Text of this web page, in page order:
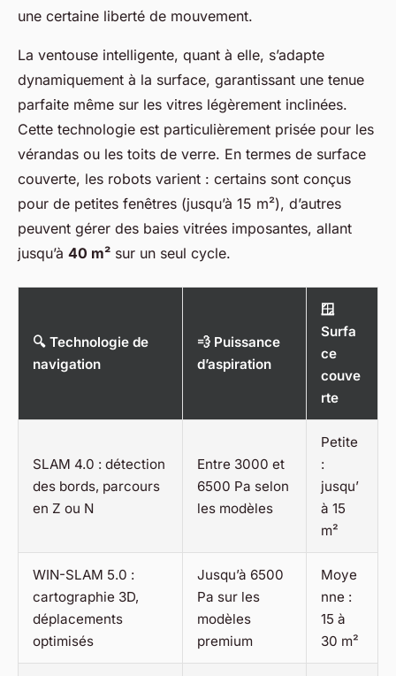
une certaine liberté de mouvement.
La ventouse intelligente, quant à elle, s’adapte
dynamiquement à la surface, garantissant une tenue
parfaite même sur les vitres légèrement inclinées.
Cette technologie est particulièrement prisée pour les
vérandas ou les toits de verre. En termes de surface
couverte, les robots varient : certains sont conçus
pour de petites fenêtres (jusqu’à 15 m²), d’autres
peuvent gérer des baies vitrées imposantes, allant
jusqu’à 40 m² sur un seul cycle.
🔍 Technologie de
navigation
💨 Puissance
d’aspiration
🪟
Surfa
ce
couve
rte
SLAM 4.0 : détection
des bords, parcours
en Z ou N
Entre 3000 et
6500 Pa selon
les modèles
Petite
:
jusqu’
à 15
m²
WIN-SLAM 5.0 :
cartographie 3D,
déplacements
optimisés
Jusqu’à 6500
Pa sur les
modèles
premium
Moye
nne :
15 à
30 m²